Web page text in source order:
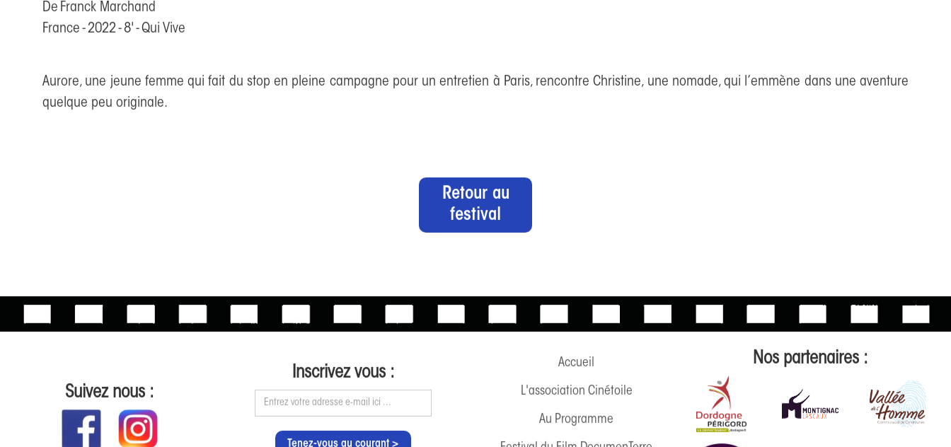
De Franck Marchand
France -2022 -8' -Qui Vive
Aurore, une jeune femme qui fait du stop en pleine campagne pour un entretien à Paris, rencontre Christine, une nomade, qui l’emmène dans une aventure
quelque peu originale.
Retour au
festival
Suivez nous :
Inscrivez vous :
Accueil
L'association Cinétoile
Au Programme
Nos partenaires :